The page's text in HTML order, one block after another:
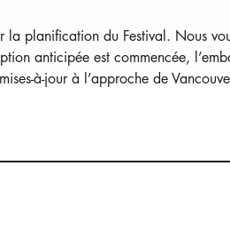
la planification du Festival. Nous
anticipée est commencée,
à-jour à l’approche de